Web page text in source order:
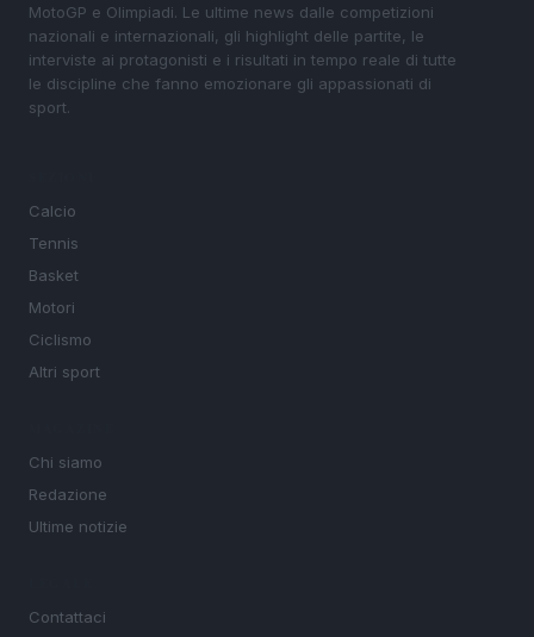
MotoGP e Olimpiadi. Le ultime news dalle competizioni
nazionali e internazionali, gli highlight delle partite, le
interviste ai protagonisti e i risultati in tempo reale di tutte
le discipline che fanno emozionare gli appassionati di
sport.
Calcio
Tennis
Basket
Motori
Ciclismo
Altri sport
Chi siamo
Redazione
Ultime notizie
Contattaci